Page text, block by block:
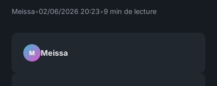
Meissa•02/06/2026 20:23•9 min de lecture
M Meissa